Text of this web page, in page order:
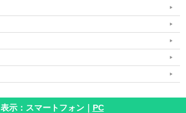
表示：スマートフォン｜ PC